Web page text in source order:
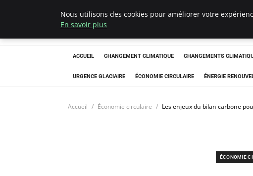
ACCUEIL CHANGEMENT CLIMATIQUE CHANGEMENTS
URGENCE GLACIAIRE ÉCONOMIE CIRCULAIRE ÉNERGIE
Accueil Économie circulaire Les enjeux du bilan carbone
ÉCONOMIE
Nous utilisons des cookies pour améliorer votre
En savoir plus